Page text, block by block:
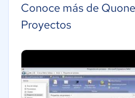
Conoce más de
Proyectos